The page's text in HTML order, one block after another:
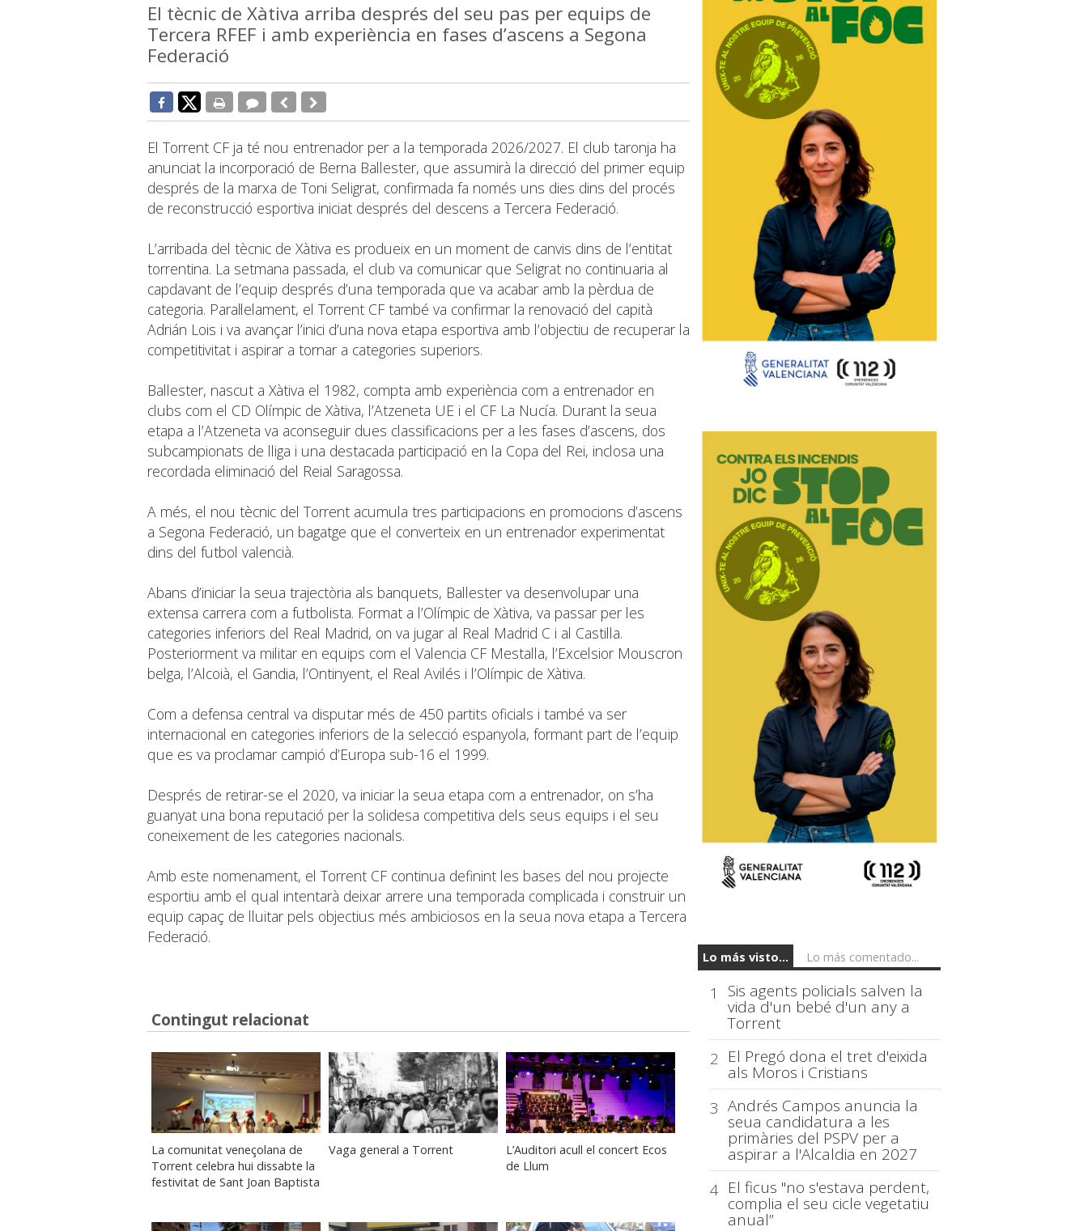
El tècnic de Xàtiva arriba després del seu pas per equips de
Tercera RFEF i amb experiència en fases d’ascens a Segona
Federació
El Torrent CF ja té nou entrenador per a la temporada 2026/2027. El club taronja ha
anunciat la incorporació de Berna Ballester, que assumirà la direcció del primer equip
després de la marxa de Toni Seligrat, confirmada fa només uns dies dins del procés
de reconstrucció esportiva iniciat després del descens a Tercera Federació.
L’arribada del tècnic de Xàtiva es produeix en un moment de canvis dins de l’entitat
torrentina. La setmana passada, el club va comunicar que Seligrat no continuaria al
capdavant de l’equip després d’una temporada que va acabar amb la pèrdua de
categoria. Paral·lelament, el Torrent CF també va confirmar la renovació del capità
Adrián Lois i va avançar l’inici d’una nova etapa esportiva amb l’objectiu de recuperar la
competitivitat i aspirar a tornar a categories superiors.
Ballester, nascut a Xàtiva el 1982, compta amb experiència com a entrenador en
clubs com el CD Olímpic de Xàtiva, l’Atzeneta UE i el CF La Nucía. Durant la seua
etapa a l’Atzeneta va aconseguir dues classificacions per a les fases d’ascens, dos
subcampionats de lliga i una destacada participació en la Copa del Rei, inclosa una
recordada eliminació del Reial Saragossa.
A més, el nou tècnic del Torrent acumula tres participacions en promocions d’ascens
a Segona Federació, un bagatge que el converteix en un entrenador experimentat
dins del futbol valencià.
Abans d’iniciar la seua trajectòria als banquets, Ballester va desenvolupar una
extensa carrera com a futbolista. Format a l’Olímpic de Xàtiva, va passar per les
categories inferiors del Real Madrid, on va jugar al Real Madrid C i al Castilla.
Posteriorment va militar en equips com el Valencia CF Mestalla, l’Excelsior Mouscron
belga, l’Alcoià, el Gandia, l’Ontinyent, el Real Avilés i l’Olímpic de Xàtiva.
Com a defensa central va disputar més de 450 partits oficials i també va ser
internacional en categories inferiors de la selecció espanyola, formant part de l’equip
que es va proclamar campió d’Europa sub-16 el 1999.
Després de retirar-se el 2020, va iniciar la seua etapa com a entrenador, on s’ha
guanyat una bona reputació per la solidesa competitiva dels seus equips i el seu
coneixement de les categories nacionals.
Amb este nomenament, el Torrent CF continua definint les bases del nou projecte
esportiu amb el qual intentarà deixar arrere una temporada complicada i construir un
equip capaç de lluitar pels objectius més ambiciosos en la seua nova etapa a Tercera
Federació.
Contingut relacionat
La comunitat veneçolana de
Torrent celebra hui dissabte la
festivitat de Sant Joan Baptista
Vaga general a Torrent
L’Auditori acull el concert Ecos
de Llum
Lo más visto... Lo más comentado...
1 Sis agents policials salven la
vida d'un bebé d'un any a
Torrent
2 El Pregó dona el tret d'eixida
als Moros i Cristians
3 Andrés Campos anuncia la
seua candidatura a les
primàries del PSPV per a
aspirar a l'Alcaldia en 2027
4 El ficus "no s'estava perdent,
complia el seu cicle vegetatiu
anual”